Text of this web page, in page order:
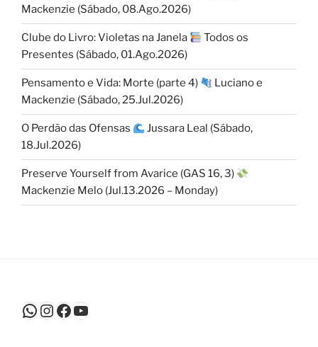
Mackenzie (Sábado, 08.Ago.2026)
Clube do Livro: Violetas na Janela
Todos os
Presentes (Sábado, 01.Ago.2026)
Pensamento e Vida: Morte (parte 4)
Luciano e
Mackenzie (Sábado, 25.Jul.2026)
O Perdão das Ofensas
Jussara Leal (Sábado,
18.Jul.2026)
Preserve Yourself from Avarice (GAS 16, 3)
Mackenzie Melo (Jul.13.2026 – Monday)
WhatsApp
Instagram
Facebook
Youtube